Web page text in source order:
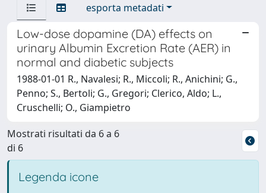
esporta metadati
Low-dose dopamine (DA) effects on
urinary Albumin Excretion Rate (AER) in
normal and diabetic subjects
1988-01-01 R., Navalesi; R., Miccoli; R., Anichini; G.,
Penno; S., Bertoli; G., Gregori; Clerico, Aldo; L.,
Cruschelli; O., Giampietro
Mostrati risultati da 6 a 6
di 6
Legenda icone